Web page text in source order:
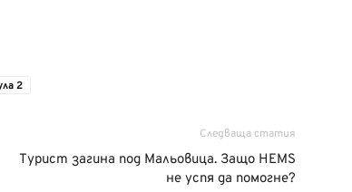
2
Следваща статия
Турист загина под Мальовица. Защо HEMS
не успя да помогне?